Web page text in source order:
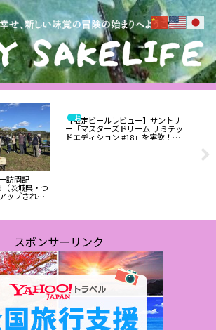
訪問記
茨城県・つ
ップされま
お酒
【限定ビールレビュー】サントリ
ー「マスターズドリーム リミテッ
ドエディション #18」を実飲！香
スポンサーリンク